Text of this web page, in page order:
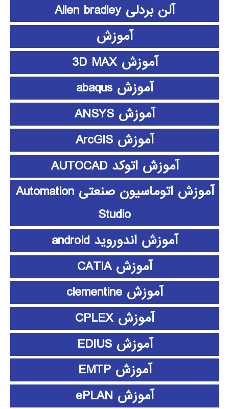
آلن بردلی Allen bradley
آموزش
آموزش 3D MAX
آموزش abaqus
آموزش ANSYS
آموزش ArcGIS
آموزش اتوکد AUTOCAD
آموزش اتوماسیون صنعتی Automation
Studio
آموزش اندوروید android
آموزش CATIA
آموزش clementine
آموزش CPLEX
آموزش EDIUS
آموزش EMTP
آموزش ePLAN